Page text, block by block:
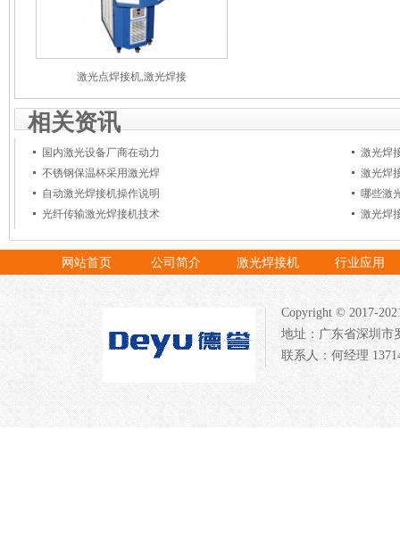
激光点焊接机,激光焊接
相关资讯
国内激光设备厂商在动力
激光焊
不锈钢保温杯采用激光焊
激光焊
自动激光焊接机操作说明
哪些激
光纤传输激光焊接机技术
激光焊
网站首页 公司简介 激光焊接机 行业应用
Copyright © 2017-
地址：广东省深圳市
联系人：何经理